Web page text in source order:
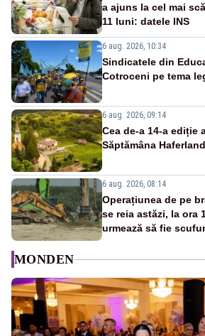
a ajuns la cel mai
11 luni: datele INS
6 aug. 2026, 10:34
Sindicatele din
Cotroceni pe tema
6 aug. 2026, 09:14
Cea de-a 14-a ediție
Săptămâna
6 aug. 2026, 08:14
Operațiunea de pe
se reia astăzi, la ora
urmează să fie
MONDEN